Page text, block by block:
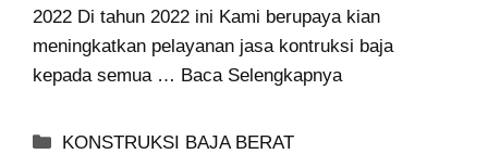
2022 Di tahun 2022 ini Kami berupaya kian
meningkatkan pelayanan jasa kontruksi baja
kepada semua … Baca Selengkapnya
Kategori
KONSTRUKSI BAJA BERAT